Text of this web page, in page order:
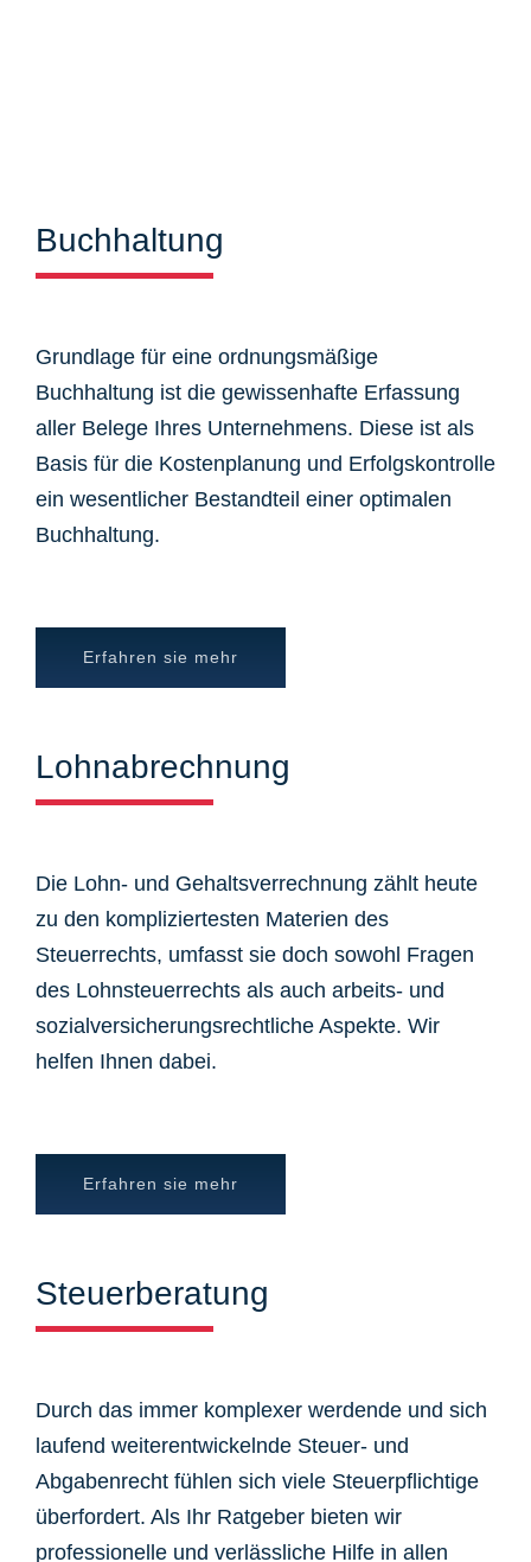
Buchhaltung
Grundlage für eine ordnungsmäßige
Buchhaltung ist die gewissenhafte Erfassung
aller Belege Ihres Unternehmens. Diese ist als
Basis für die Kostenplanung und Erfolgskontrolle
ein wesentlicher Bestandteil einer optimalen
Buchhaltung.
Erfahren sie mehr
Lohnabrechnung
Die Lohn- und Gehaltsverrechnung zählt heute
zu den kompliziertesten Materien des
Steuerrechts, umfasst sie doch sowohl Fragen
des Lohnsteuerrechts als auch arbeits- und
sozialversicherungsrechtliche Aspekte. Wir
helfen Ihnen dabei.
Erfahren sie mehr
Steuerberatung
Durch das immer komplexer werdende und sich
laufend weiterentwickelnde Steuer- und
Abgabenrecht fühlen sich viele Steuerpflichtige
überfordert. Als Ihr Ratgeber bieten wir
professionelle und verlässliche Hilfe in allen